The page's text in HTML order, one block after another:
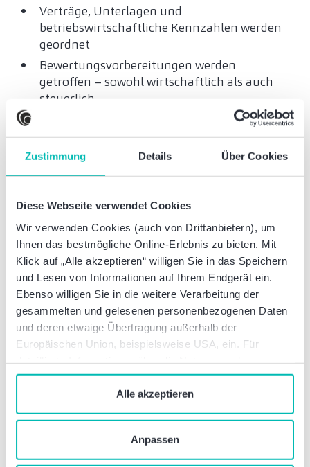
Zustimmung Details Über Cookies
Diese Webseite verwendet Cookies
Wir verwenden Cookies (auch von Drittanbietern), um
Ihnen das bestmögliche Online-Erlebnis zu bieten. Mit
Klick auf „Alle akzeptieren“ willigen Sie in das Speichern
und Lesen von Informationen auf Ihrem Endgerät ein.
Ebenso willigen Sie in die weitere Verarbeitung der
gesammelten und gelesenen personenbezogenen Daten
und deren etwaige Übertragung außerhalb der
Europäischen Union, beispielsweise USA, ein. Für
Verwaltung von Cookies klicken Sie auf „Details“. Mit
dem Klick auf „Cookies verbieten“ lehnen Sie die
Verwendung von zustimmungspflichtigen Cookies ab. Sie
, wenn Sie unsere Webseite
nutzen.
Alle akzeptieren
Anpassen
Verträge, Unterlagen und
betriebswirtschaftliche Kennzahlen werden
geordnet
Bewertungsvorbereitungen werden
getroffen – sowohl wirtschaftlich als auch
steuerlich
Gleichzeitig ist es ratsam, steuerlich heikle
Gestaltungen oder „gewachsene“
Sonderlösungen frühzeitig zu identifizieren
Nachfrage eines Käufers im Rahmen der Due
Nachfolge außerhalb der
Familie – kein
Ausnahmefall, sondern
strategische Option
erfordert realistische Modelle. Wenn eine
familieninterne Nachfolge nicht möglich oder
Verkauf oder ein Management Buy-out eine
verantwortungsvolle Lösung dar –
vorausgesetzt, rechtliche und steuerliche